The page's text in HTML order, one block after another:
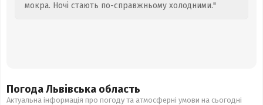
мокра. Ночі стають по-справжньому холодними."
Погода Львівська область
Актуальна інформація про погоду та атмосферні умови на сьогодні